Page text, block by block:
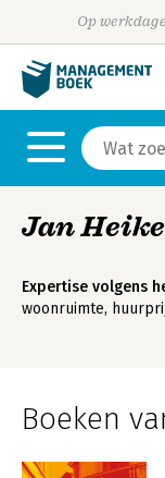
Op
Jan
Expertise volgens
woonruimte,
Boeken